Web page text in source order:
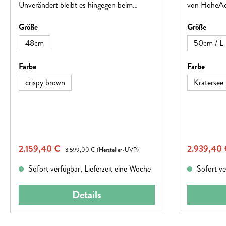
Unverändert bleibt es hingegen beim
(BOSCH Performance CX, PowerTube
625).
Größeauswählen
48cm
Farbeauswählen
crispy brown
Verkaufspreis:
2.159,40 € Regulärer Preis:
3.599,00 €(Hersteller-UVP)
Sofort verfügbar, Lieferzeit eine Woche
Details
von
einem
SR
bietet es
jedem
Steps
Größe
50cm / L
Farbe
Kratersee
2.939,40
Sofort